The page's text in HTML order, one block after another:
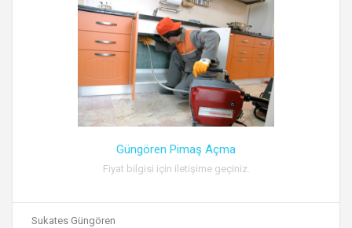
Güngören Pimaş Açma
Fiyat bilgisi için iletişime geçiniz.
Sukates Güngören